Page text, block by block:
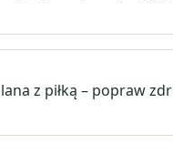
z piłką – popraw